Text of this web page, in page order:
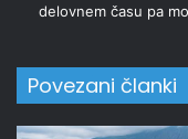
delovnem času pa
Povezani članki